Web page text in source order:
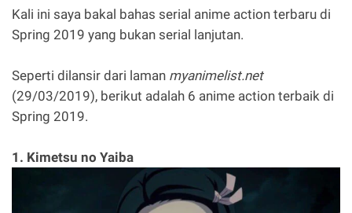
Kali ini saya bakal bahas serial anime action terbaru di
Spring 2019 yang bukan serial lanjutan.
Seperti dilansir dari laman myanimelist.net
(29/03/2019), berikut adalah 6 anime action terbaik di
Spring 2019.
1. Kimetsu no Yaiba